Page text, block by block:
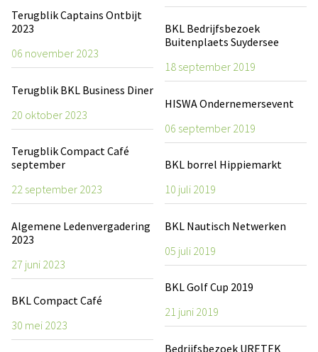
Terugblik Captains Ontbijt
2023
06 november 2023
Terugblik BKL Business Diner
20 oktober 2023
Terugblik Compact Café
september
22 september 2023
Algemene Ledenvergadering
2023
27 juni 2023
BKL Compact Café
30 mei 2023
BKL Bedrijfsbezoek
Buitenplaets Suydersee
18 september 2019
HISWA Ondernemersevent
06 september 2019
BKL borrel Hippiemarkt
10 juli 2019
BKL Nautisch Netwerken
05 juli 2019
BKL Golf Cup 2019
21 juni 2019
Bedrijfsbezoek URETEK